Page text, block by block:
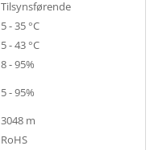
Tilsynsførende
5 - 35 °C
5 - 43 °C
8 - 95%
5 - 95%
3048 m
RoHS